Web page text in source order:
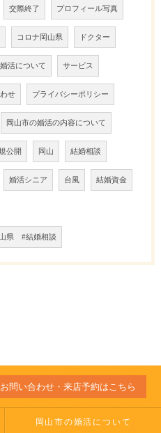
交際終了 プロフィール写真
コロナ岡山県 ドクター
活について サービス
せ プライバシーポリシー
岡山市の婚活の内容について
公開 岡山 結婚相談
婚活シニア 台風 結婚資金
県 #結婚相談
お問い合わせ・来店予約はこちら
岡山市の婚活について